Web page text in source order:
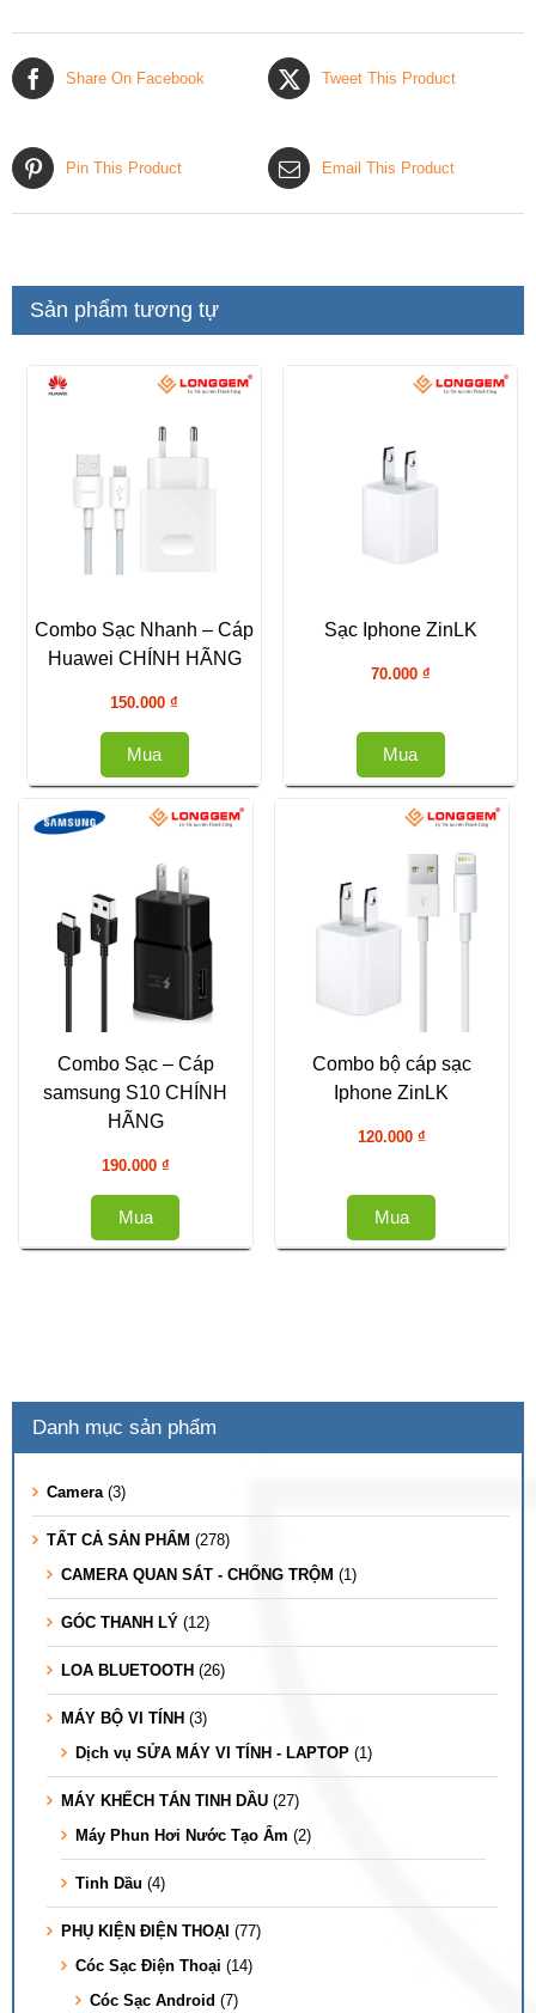
Share On Facebook Tweet This Product
Pin This Product Email This Product
Sản phẩm tương tự
Combo Sạc Nhanh – Cáp
Huawei CHÍNH HÃNG
150.000₫
Mua
Sạc Iphone ZinLK
70.000 ₫
Mua
Combo Sạc – Cáp
samsung S10 CHÍNH
HÃNG
190.000 ₫
Mua
Combo bộ cáp sạc
Iphone ZinLK
120.000 ₫
Mua
Danh mục sản phẩm
Camera (3)
TẤT CẢ SẢN PHẨM (278)
CAMERA QUAN SÁT - CHỐNG TRỘM (1)
GÓC THANH LÝ (12)
LOA BLUETOOTH (26)
MÁY BỘ VI TÍNH (3)
Dịch vụ SỬA MÁY VI TÍNH - LAPTOP (1)
MÁY KHẾCH TÁN TINH DẦU (27)
Máy Phun Hơi Nước Tạo Ẩm (2)
Tinh Dầu (4)
PHỤ KIỆN ĐIỆN THOẠI (77)
Cóc Sạc Điện Thoại (14)
Cóc Sạc Android (7)